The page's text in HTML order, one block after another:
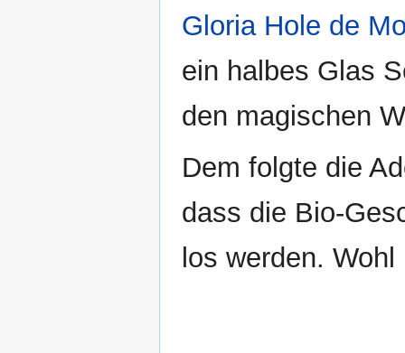
Gloria Hole de
ein halbes Glas
den magischen
Dem folgte die
dass die Bio-
los werden.